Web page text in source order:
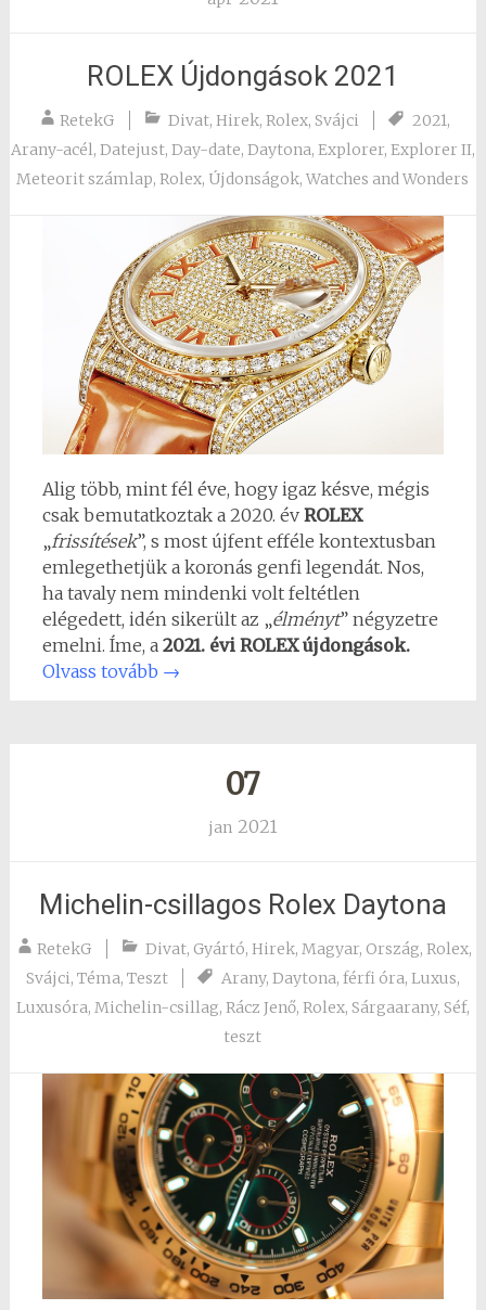
ROLEX Újdongások 2021
RetekG Divat, Hirek, Rolex, Svájci 2021,
Arany-acél, Datejust, Day-date, Daytona, Explorer, Explorer II,
Meteorit számlap,Rolex, Újdonságok,Watches and Wonders
Alig több, mint fél éve, hogy igaz késve, mégis
csak bemutatkoztak a 2020. év ROLEX
„frissítések”, s most újfent efféle kontextusban
emlegethetjük a koronás genfi legendát. Nos,
ha tavaly nem mindenki volt feltétlen
elégedett, idén sikerült az „élményt” négyzetre
emelni. Íme, a 2021. évi ROLEX újdongások.
Olvass tovább →
07
jan 2021
Michelin-csillagos Rolex Daytona
RetekG Divat, Gyártó,Hirek,Magyar, Ország,Rolex,
Svájci, Téma, Teszt Arany, Daytona, férfi óra, Luxus,
Luxusóra, Michelin-csillag, Rácz Jenő, Rolex, Sárgaarany, Séf,
teszt